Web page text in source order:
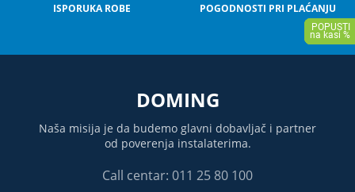
ISPORUKA ROBE POGODNOSTI PRI PLAĆANJU
DOMING
Naša misija je da budemo glavni dobavljač i partner
od poverenja instalaterima.
Call centar: 011 25 80 100